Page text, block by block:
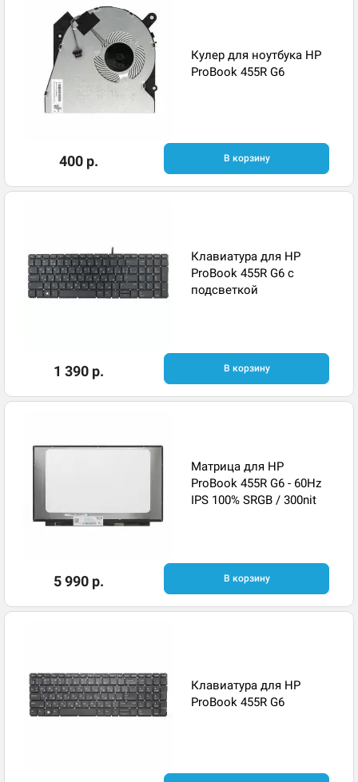
Кулер для ноутбука HP
ProBook 455R G6
400 р. В корзину
Клавиатура для HP
ProBook 455R G6 с
подсветкой
1 390 р. В корзину
Матрица для HP
ProBook 455R G6 - 60Hz
IPS 100% SRGB / 300nit
5 990 р. В корзину
Клавиатура для HP
ProBook 455R G6